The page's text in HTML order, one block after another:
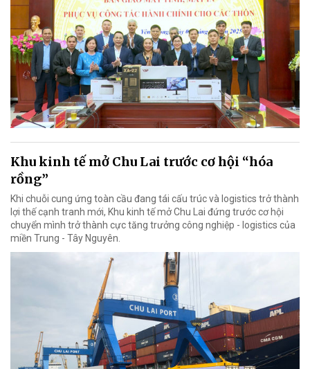
Khu kinh tế mở Chu Lai trước cơ hội “hóa
rồng”
Khi chuỗi cung ứng toàn cầu đang tái cấu trúc và logistics trở thành
lợi thế cạnh tranh mới, Khu kinh tế mở Chu Lai đứng trước cơ hội
chuyển mình trở thành cực tăng trưởng công nghiệp - logistics của
miền Trung - Tây Nguyên.